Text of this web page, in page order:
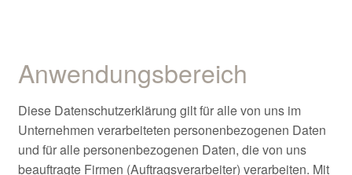
Anwendungsbereich
Diese Datenschutzerklärung gilt für alle von uns im
Unternehmen verarbeiteten personenbezogenen Daten
und für alle personenbezogenen Daten, die von uns
beauftragte Firmen (Auftragsverarbeiter) verarbeiten. Mit